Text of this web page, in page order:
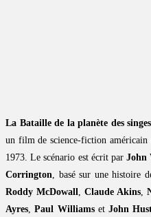
La Bataille de la planète des singes
un film de science-fiction
1973. Le scénario est écrit parJohn
Corrington , basé sur une histoire
Roddy McDowall
Claude Akins,
Ayres ,Paul WilliamsetJohn